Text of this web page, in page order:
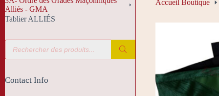
Accueil Boutique
Alliés - GMA
Tablier ALLIÉS
Recherche
produits
Contact Info